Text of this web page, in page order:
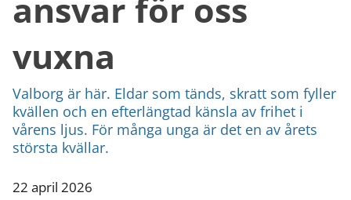
ansvar för oss
vuxna
Valborg är här. Eldar som tänds, skratt som fyller
kvällen och en efterlängtad känsla av frihet i
vårens ljus. För många unga är det en av årets
största kvällar.
22 april 2026